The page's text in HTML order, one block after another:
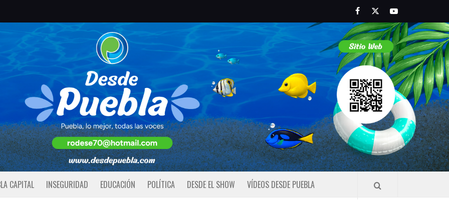
FacebookTwitterYoutube
CAPITAL INSEGURIDAD EDUCACIÓN POLÍTICA DESDE EL SHOW VÍDEOS DESDE PUEBLA